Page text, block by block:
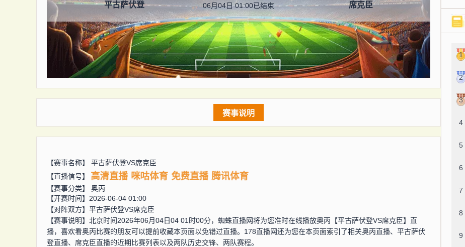
平古萨伏登 06月04日 01:00已结束 席克臣
赛事说明
【赛事名称】 平古萨伏登VS席克臣
【直播信号】
高清直播 咪咕体育 免费直播 腾讯体育
【赛事分类】 奥丙
【开赛时间】2026-06-04 01:00
【对阵双方】 平古萨伏登VS席克臣
【赛事说明】北京时间2026年06月04日04 01时00分，蜘蛛直播网将为您准时在线播放奥丙【平古萨伏登VS席克臣】直
播，喜欢看奥丙比赛的朋友可以提前收藏本页面以免错过直播。178直播网还为您在本页面索引了相关奥丙直播、平古萨伏
登直播、席克臣直播的近期比赛列表以及两队历史交锋、两队赛程。
1
2
3
4
5
6
7
8
9